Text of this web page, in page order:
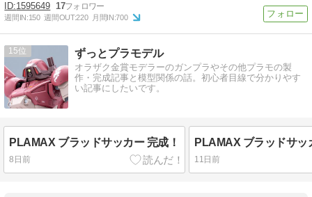
1595649 17
週間IN:150 週間OUT:220 月間IN:700
15 ずっとプラモデル
オラザク金賞モデラーのガンプラやその他プラモの製
作・完成記事と模型関係の話。初心者目線で分かりやす
い記事にしたいです。
PLAMAX ブラッドサッカー 完成！
8日前 11日前